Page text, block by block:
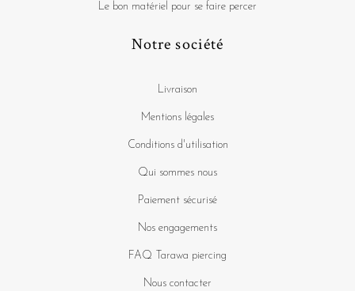
Le bon matériel pour se faire percer
Notre société
Livraison
Mentions légales
Conditions d'utilisation
Qui sommes nous
Paiement sécurisé
Nos engagements
FAQ Tarawa piercing
Nous contacter